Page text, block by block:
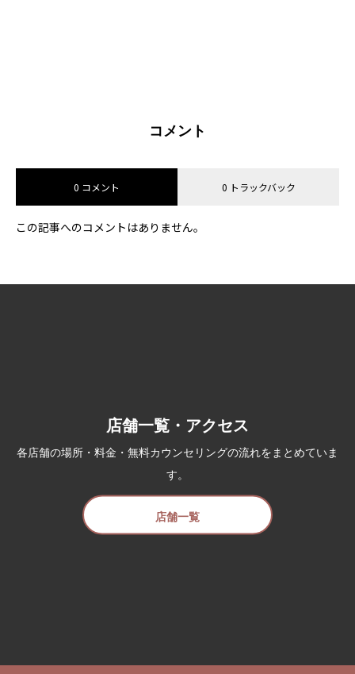
コメント
0 コメント 0 トラックバック
この記事へのコメントはありません。
店舗一覧・アクセス
各店舗の場所・料金・無料カウンセリングの流れをまとめていま
す。
店舗一覧